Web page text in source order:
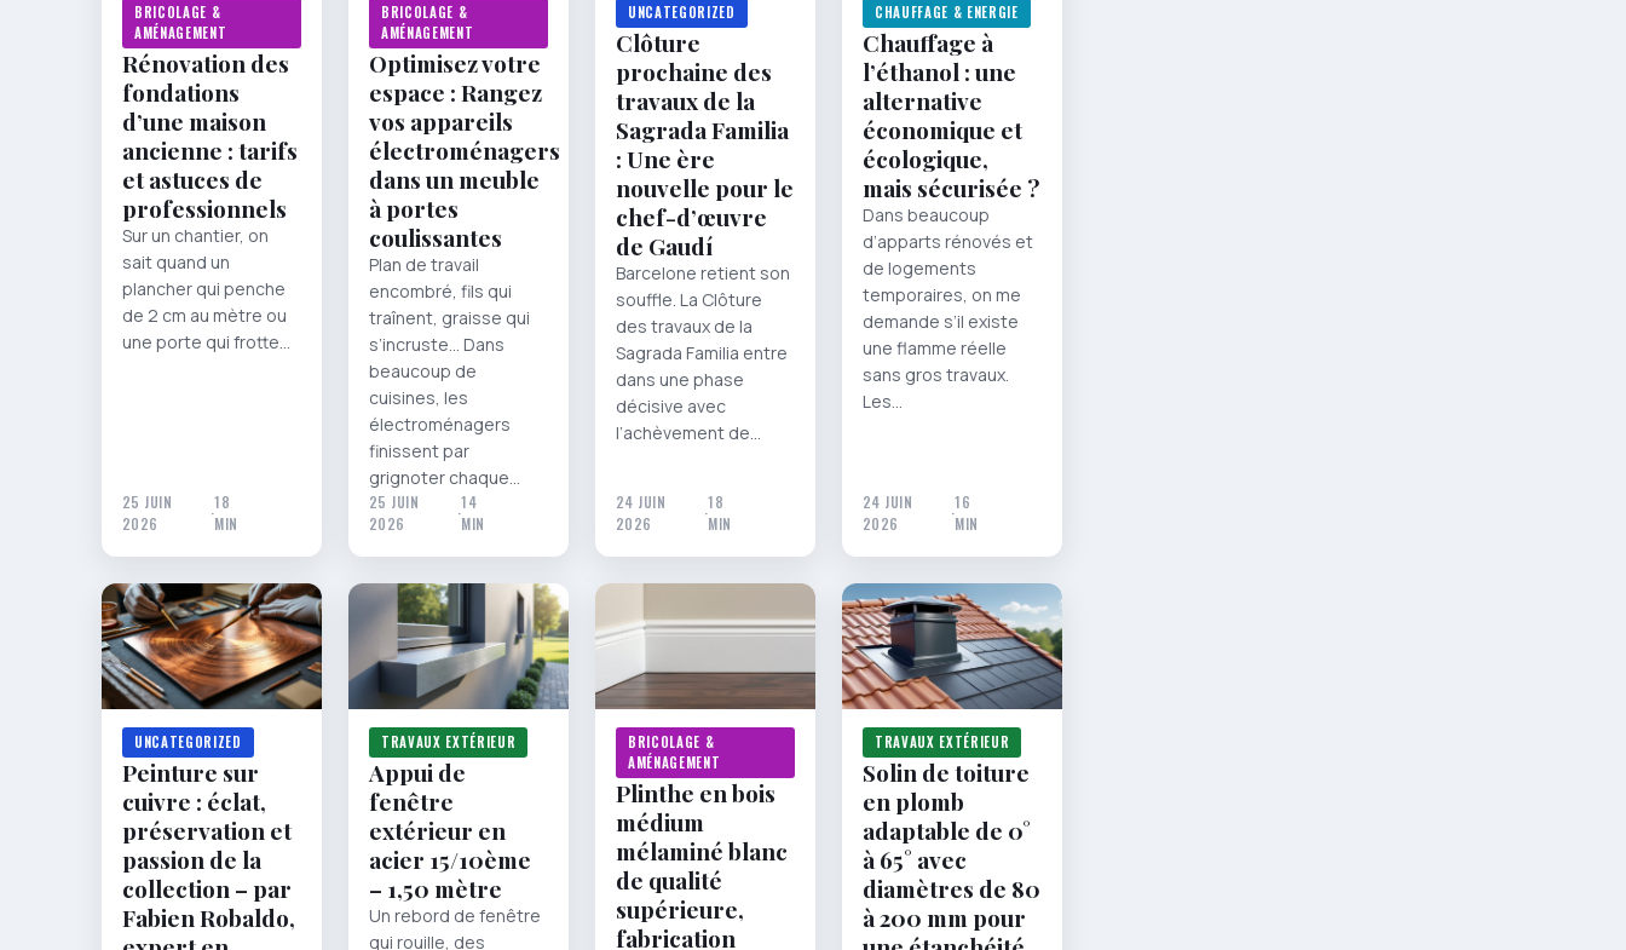
BRICOLAGE &
AMÉNAGEMENT
Rénovation des
fondations
d’une maison
ancienne : tarifs
et astuces de
professionnels
Sur un chantier, on
sait quand un
plancher qui penche
de 2 cm au mètre ou
une porte qui frotte…
25 JUIN
2026
·
18
MIN
BRICOLAGE &
AMÉNAGEMENT
Optimisez votre
espace : Rangez
vos appareils
électroménagers
dans un meuble
à portes
coulissantes
Plan de travail
encombré, fils qui
traînent, graisse qui
s’incruste… Dans
beaucoup de
cuisines, les
électroménagers
finissent par
grignoter chaque…
25 JUIN
2026
·
14
MIN
UNCATEGORIZED
Clôture
prochaine des
travaux de la
Sagrada Familia
: Une ère
nouvelle pour le
chef-d’œuvre
de Gaudí
Barcelone retient son
souffle. La Clôture
des travaux de la
Sagrada Familia entre
dans une phase
décisive avec
l’achèvement de…
24 JUIN
2026
·
18
MIN
CHAUFFAGE & ENERGIE
Chauffage à
l’éthanol : une
alternative
économique et
écologique,
mais sécurisée ?
Dans beaucoup
d’apparts rénovés et
de logements
temporaires, on me
demande s’il existe
une flamme réelle
sans gros travaux.
Les…
24 JUIN
2026
·
16
MIN
UNCATEGORIZED
Peinture sur
cuivre : éclat,
préservation et
passion de la
collection – par
Fabien Robaldo,
TRAVAUX EXTÉRIEUR
Appui de
fenêtre
extérieur en
acier 15/10ème
– 1,50 mètre
Un rebord de fenêtre
qui rouille, des
BRICOLAGE &
AMÉNAGEMENT
Plinthe en bois
médium
mélaminé blanc
de qualité
supérieure,
fabrication
TRAVAUX EXTÉRIEUR
Solin de toiture
en plomb
adaptable de 0°
à 65° avec
diamètres de 80
à 200 mm pour